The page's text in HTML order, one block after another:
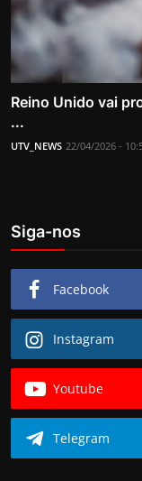
Reino Unido vai
...
UTV_NEWS 22/04/2026 -
Siga-nos
Facebook
Instagram
Youtube
Telegram